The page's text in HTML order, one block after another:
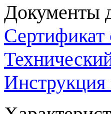
Документы
Сертификат